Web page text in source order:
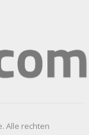
Alle rechten